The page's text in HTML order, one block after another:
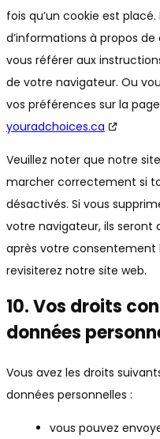
fois qu’un cookie est placé.
d’informations à propos de
vous référer aux
de votre navigateur. Ou
vos préférences sur la
youradchoices.ca
Veuillez noter que notre
marcher correctement si
désactivés. Si vous
votre navigateur, ils seront
après votre consentement
revisiterez notre site web.
10. Vos droits
données
Vous avez les droits
données personnelles :
vous pouvez